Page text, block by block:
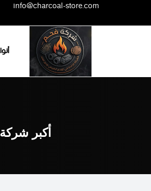
content
info@charcoal-store.com
أكبر